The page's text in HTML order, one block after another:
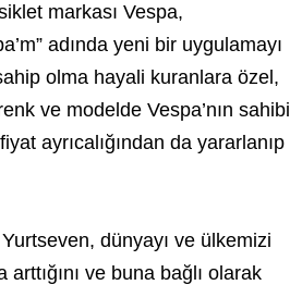
markası Vespa,
adında yeni bir uygulamayı
olma hayali kuranlara özel,
ve modelde Vespa’nın sahibi
ayrıcalığından da yararlanıp
dünyayı ve ülkemizi
ve buna bağlı olarak